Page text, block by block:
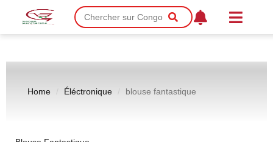
Home Éléctronique blouse fantastique